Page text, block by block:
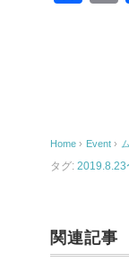
o
o
Home › Event ›
タグ: 2019.8.23
関連記事